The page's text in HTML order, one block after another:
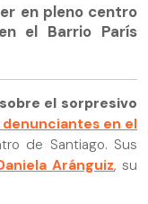
en pleno centro
el Barrio París
el sorpresivo
denunciantes en el
de Santiago. Sus
Aránguiz, su